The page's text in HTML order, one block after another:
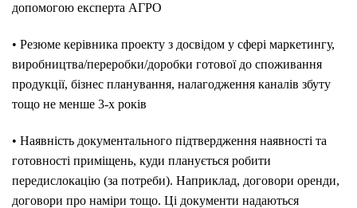
допомогою експерта АГРО
• Резюме керівника проекту з досвідом у сфері маркетингу,
виробництва/переробки/доробки готової до споживання
продукції, бізнес планування, налагодження каналів збуту
тощо не менше 3-х років
• Наявність документального підтвердження наявності та
готовності приміщень, куди планується робити
передислокацію (за потреби). Наприклад, договори оренди,
договори про наміри тощо. Ці документи надаються